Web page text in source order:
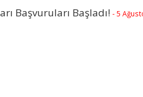
Başvuruları Başladı! - 5